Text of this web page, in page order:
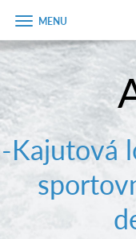
Úvodní strana
Pronájem a ceník
Plán plavby
Tipy na výlet
Zobrazit
menu
-Kajutová